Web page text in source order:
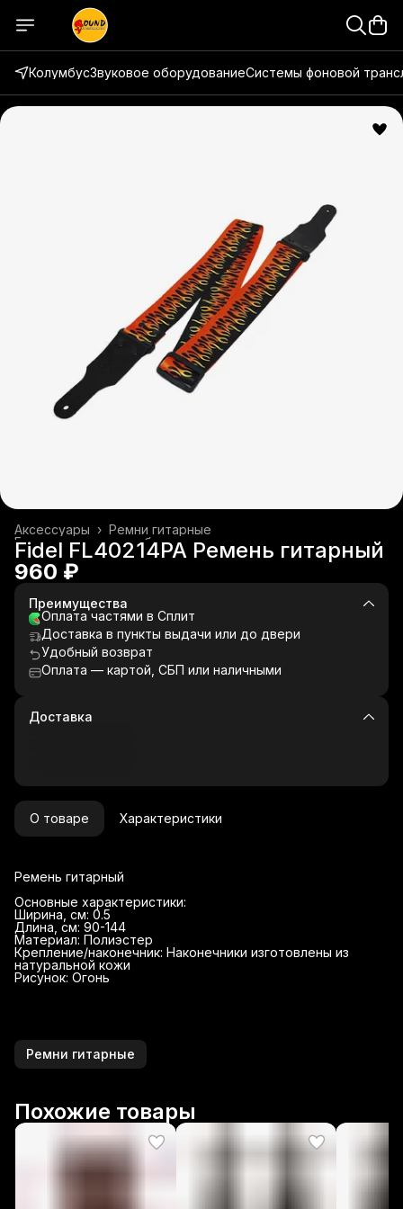
КолумбусЗвуковое оборудованиеСистемы фоновой
Ремни гитарные
Аксессуары ›
Гитары и гитарное оборудование
Музыкальные инструменты ›
Главная ›
Fidel FL40214PA Ремень гитарный
960 ₽
Преимущества
Оплата частями в Сплит
Доставка в пункты выдачи или до двери
Удобный возврат
Оплата — картой, СБП или наличными
Доставка
О товаре Характеристики
Ремень гитарный
Основные характеристики:
Ширина, см: 0.5
Длина, см: 90-144
Материал: Полиэстер
Крепление/наконечник: Наконечники изготовлены из
натуральной кожи
Рисунок: Огонь
Ремни гитарные
Похожие товары